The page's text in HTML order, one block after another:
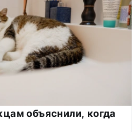
объяснили, когда